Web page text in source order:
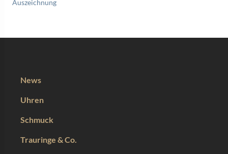
Auszeichnung
News
Uhren
Schmuck
Trauringe & Co.